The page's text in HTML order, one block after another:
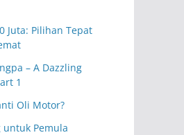
Juta: Pilihan Tepat
– A Dazzling
1
Oli Motor?
Pemula